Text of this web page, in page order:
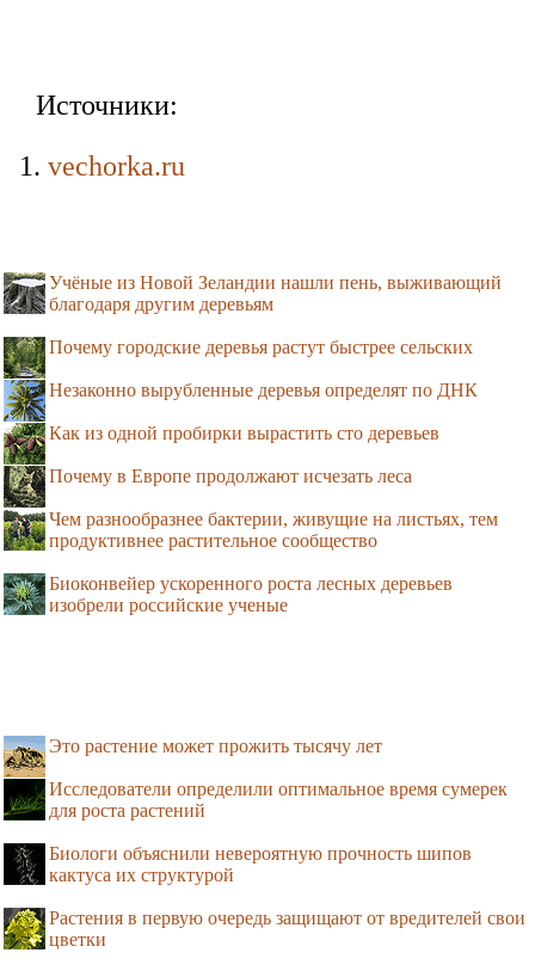
Источники:
vechorka.ru
Учёные из Новой Зеландии нашли пень, выживающий
благодаря другим деревьям
Почему городские деревья растут быстрее сельских
Незаконно вырубленные деревья определят по ДНК
Как из одной пробирки вырастить сто деревьев
Почему в Европе продолжают исчезать леса
Чем разнообразнее бактерии, живущие на листьях, тем
продуктивнее растительное сообщество
Биоконвейер ускоренного роста лесных деревьев
изобрели российские ученые
Это растение может прожить тысячу лет
Исследователи определили оптимальное время сумерек
для роста растений
Биологи объяснили невероятную прочность шипов
кактуса их структурой
Растения в первую очередь защищают от вредителей свои
цветки